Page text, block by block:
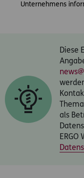
Unternehmens
Diese
als
ERGO